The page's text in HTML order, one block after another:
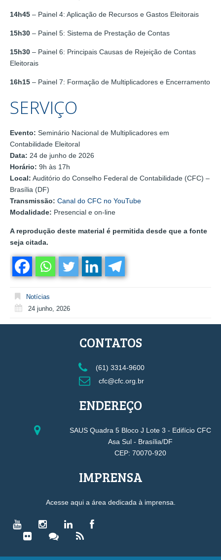
14h45 – Painel 4: Aplicação de Recursos e Gastos Eleitorais
15h30 – Painel 5: Sistema de Prestação de Contas
15h30 – Painel 6: Principais Causas de Rejeição de Contas
Eleitorais
16h15 – Painel 7: Formação de Multiplicadores e Encerramento
SERVIÇO
Evento: Seminário Nacional de Multiplicadores em
Contabilidade Eleitoral
Data: 24 de junho de 2026
Horário: 9h às 17h
Local: Auditório do Conselho Federal de Contabilidade (CFC) –
Brasília (DF)
Transmissão: Canal do CFC no YouTube
Modalidade: Presencial e on-line
A reprodução deste material é permitida desde que a fonte
seja citada.
Notícias
24 junho, 2026
CONTATOS
(61) 3314-9600
cfc@cfc.org.br
ENDEREÇO
SAUS Quadra 5 Bloco J Lote 3 - Edifício CFC
Asa Sul - Brasília/DF
CEP: 70070-920
IMPRENSA
Acesse aqui a área dedicada à imprensa.